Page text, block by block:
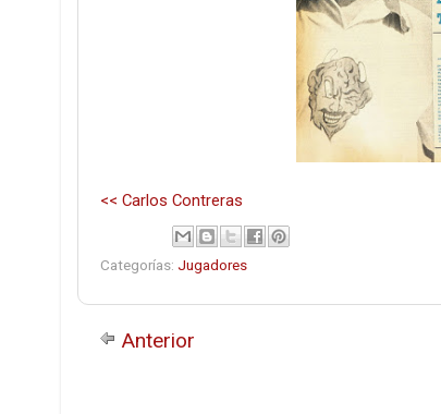
<< Carlos Contreras
Categorías: Jugadores
Anterior